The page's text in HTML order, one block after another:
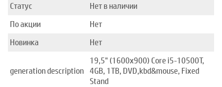
Статус
Нет в наличии
По акции
Нет
Новинка
Нет
generation description
19,5" (1600x900) Core i5-10500T,
4GB, 1TB, DVD,kbd&mouse, Fixed
Stand